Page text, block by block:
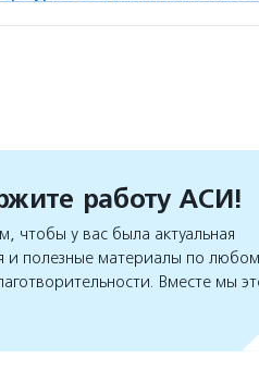
работу АСИ!
чтобы у вас была актуальная
и полезные материалы по
Вместе мы